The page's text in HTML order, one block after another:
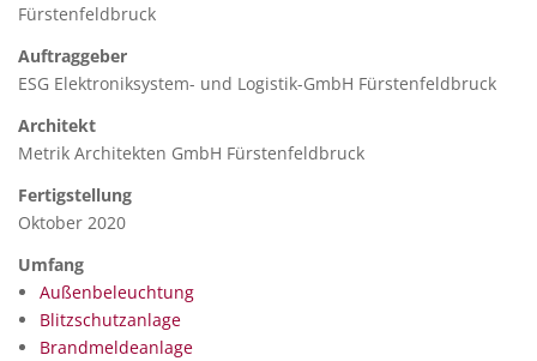
Fürstenfeldbruck
Auftraggeber
ESG Elektroniksystem- und Logistik-GmbH Fürstenfeldbruck
Architekt
Metrik Architekten GmbH Fürstenfeldbruck
Fertigstellung
Oktober 2020
Umfang
Außenbeleuchtung
Blitzschutzanlage
Brandmeldeanlage